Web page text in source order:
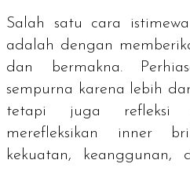
Salah satu cara
adalah dengan
dan bermakna.
sempurna karena lebih
tetapi juga refleksi
merefleksikan inner
kekuatan, keanggunan,